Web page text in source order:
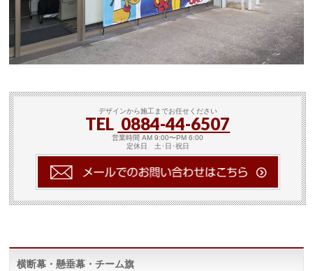
デザインから施工までお任せください
TEL 0884-44-6507
営業時間 AM 9:00〜PM 6:00
定休日 土･日･祝日
横断幕・懸垂幕・チーム旗